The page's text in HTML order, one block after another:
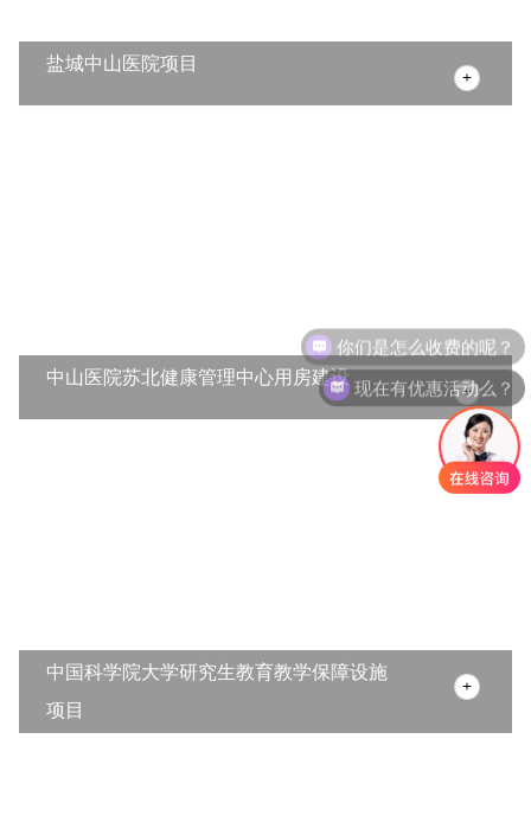
盐城中山医院项目
中山医院苏北健康管理中心用房建设
中国科学院大学研究生教育教学保障设施
项目
你们是怎么收费的呢？
现在有优惠活动么？